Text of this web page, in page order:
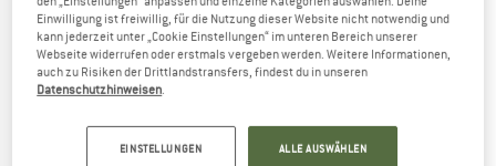
Einwilligung ist freiwillig, für die Nutzung dieser Website nicht notwendig und
kann jederzeit unter „Cookie Einstellungen“ im unteren Bereich unserer
Webseite widerrufen oder erstmals vergeben werden. Weitere Informationen,
auch zu Risiken der Drittlandstransfers, findest du in unseren
Datenschutzhinweisen
EINSTELLUNGEN ALLE AUSWÄHLEN